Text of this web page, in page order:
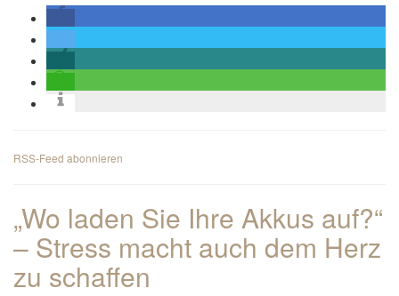
RSS-Feed abonnieren
„Wo laden Sie Ihre Akkus auf?“
– Stress macht auch dem Herz
zu schaffen